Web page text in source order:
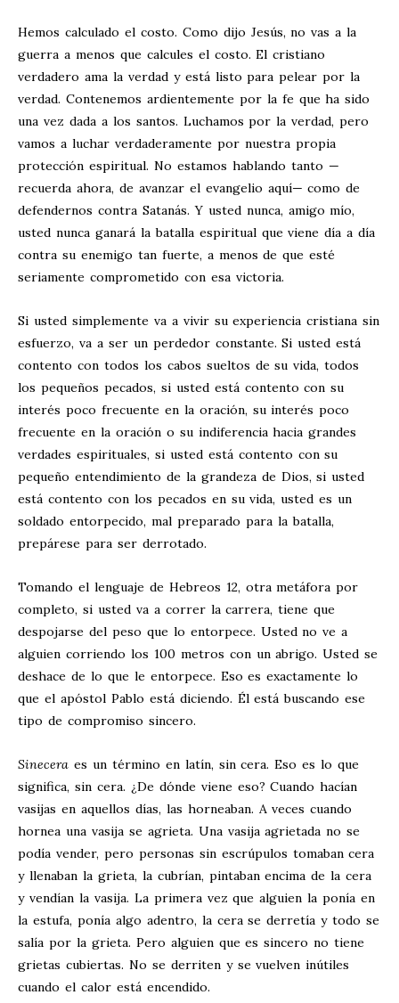
Hemos calculado el costo. Como dijo Jesús, no vas a la
guerra a menos que calcules el costo. El cristiano
verdadero ama la verdad y está listo para pelear por la
verdad. Contenemos ardientemente por la fe que ha sido
una vez dada a los santos. Luchamos por la verdad, pero
vamos a luchar verdaderamente por nuestra propia
protección espiritual. No estamos hablando tanto —
recuerda ahora, de avanzar el evangelio aquí— como de
defendernos contra Satanás. Y usted nunca, amigo mío,
usted nunca ganará la batalla espiritual que viene día a día
contra su enemigo tan fuerte, a menos de que esté
seriamente comprometido con esa victoria.
Si usted simplemente va a vivir su experiencia cristiana sin
esfuerzo, va a ser un perdedor constante. Si usted está
contento con todos los cabos sueltos de su vida, todos
los pequeños pecados, si usted está contento con su
interés poco frecuente en la oración, su interés poco
frecuente en la oración o su indiferencia hacia grandes
verdades espirituales, si usted está contento con su
pequeño entendimiento de la grandeza de Dios, si usted
está contento con los pecados en su vida, usted es un
soldado entorpecido, mal preparado para la batalla,
prepárese para ser derrotado.
Tomando el lenguaje de Hebreos 12, otra metáfora por
completo, si usted va a correr la carrera, tiene que
despojarse del peso que lo entorpece. Usted no ve a
alguien corriendo los 100 metros con un abrigo. Usted se
deshace de lo que le entorpece. Eso es exactamente lo
que el apóstol Pablo está diciendo. Él está buscando ese
tipo de compromiso sincero.
Sinecera es un término en latín, sin cera. Eso es lo que
significa, sin cera. ¿De dónde viene eso? Cuando hacían
vasijas en aquellos días, las horneaban. A veces cuando
hornea una vasija se agrieta. Una vasija agrietada no se
podía vender, pero personas sin escrúpulos tomaban cera
y llenaban la grieta, la cubrían, pintaban encima de la cera
y vendían la vasija. La primera vez que alguien la ponía en
la estufa, ponía algo adentro, la cera se derretía y todo se
salía por la grieta. Pero alguien que es sincero no tiene
grietas cubiertas. No se derriten y se vuelven inútiles
cuando el calor está encendido.